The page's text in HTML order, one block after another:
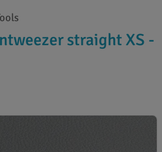
straight XS -